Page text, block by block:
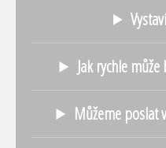
Jak rychle
Můžeme poslat